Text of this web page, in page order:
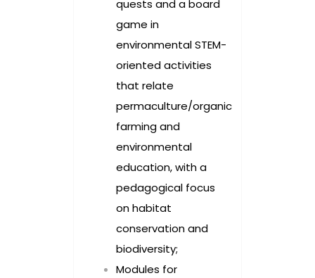
quests and a board
game in
environmental STEM-
oriented activities
that relate
permaculture/organic
farming and
environmental
education, with a
pedagogical focus
on habitat
conservation and
biodiversity;
Modules for